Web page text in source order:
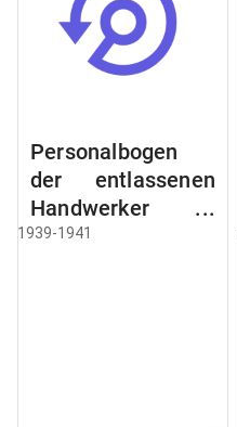
Personalbogen
der entlassenen
Handwerker u.
Arbeiter des
1939-1941